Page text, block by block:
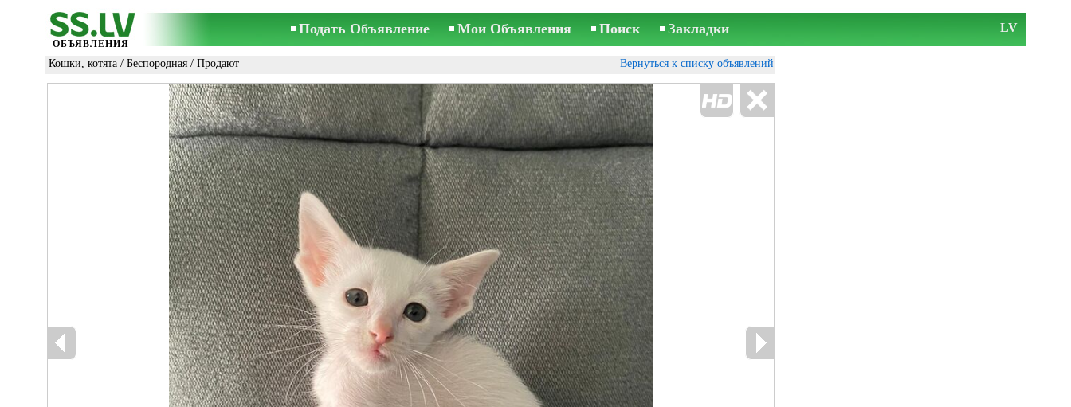
ОБЪЯВЛЕНИЯ
Подать Объявление Мои Объявления Поиск Закладки LV
Кошки, котята / Беспородная / Продают Вернуться к списку объявлений